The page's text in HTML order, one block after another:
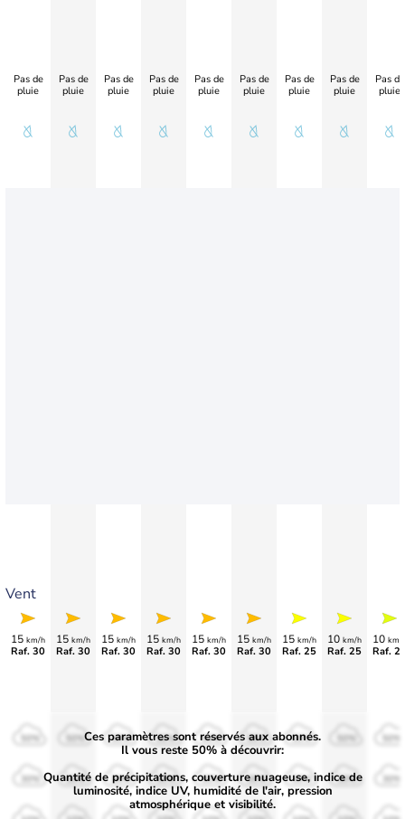
Vent
Pas de
pluie
15 km/h
Raf. 30
Pas de
pluie
15 km/h
Raf. 30
Pas de
pluie
15 km/h
Raf. 30
Pas de
pluie
15 km/h
Raf. 30
Pas de
pluie
15 km/h
Raf. 30
Pas de
pluie
15 km/h
Raf. 30
Pas de
pluie
15 km/h
Raf. 25
Pas de
pluie
10 km/h
Raf. 25
Pas de
pluie
10 km/
Raf.
50%
30%
50%
30%
50%
30%
50%
30%
50%
30%
50%
30%
50%
30% 30% 30%
Ces paramètres sont réservés aux abonnés.
Il vous reste 50% à découvrir:
Quantité de précipitations, couverture nuageuse, indice de
luminosité, indice UV, humidité de l'air, pression
atmosphérique et visibilité.